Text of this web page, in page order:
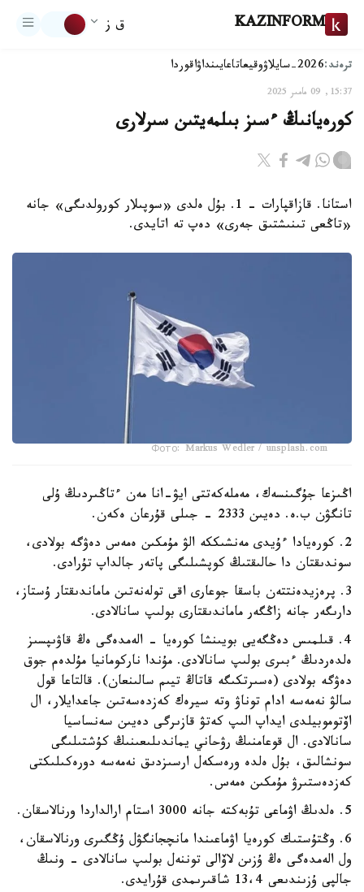
KAZINFORM ق ز
ترەند:2026-سايلاۋ وقيعاتاعايىنداۋاقوردا
15:37, 09 مامىر 2025
كورەيانىڭ ءسىز بىلمەيتىن سىرلارى
استانا. قازاقپارات - 1. بۇل ەلدى «سوپىلار كورولدىگى» جانە
«تاڭعى تىنىشتىق جەرى» دەپ تە اتايدى.
Фото: Markus Wedler / unsplash.com
اڭىزعا جۇگىنسەك، مەملەكەتتى ايۋ-انا مەن ءتاڭىردىڭ ۇلى
تانگۋن ب.ە. دەيىن 2333 - جىلى قۇرعان ەكەن.
2. كورەيادا ءۇيدى مەنشىككە الۋ مۇمكىن ەمەس دەۋگە بولادى،
سوندىقتان دا حالىقتىڭ كوپشىلىگى پاتەر جالداپ تۇرادى.
3. پرەزيدەنتتەن باسقا جوعارى اقى تولەنەتىن ماماندىقتار ۇستاز،
دارىگەر جانە زاڭگەر ماماندىقتارى بولىپ سانالادى.
4. قىلمىس دەڭگەيى بويىنشا كورەيا - الەمدەگى ەڭ قاۋىپسىز
ەلدەردىڭ ءبىرى بولىپ سانالادى. مۇندا ناركومانيا مۇلدەم جوق
دەۋگە بولادى (ەسىرتكىگە قاتاڭ تيىم سالىنعان). قالتاعا قول
سالۋ نەمەسە ادام توناۋ وتە سيرەك كەزدەسەتىن جاعدايلار، ال
اۆتوموبيلدى ايداپ الىپ كەتۋ قازىرگى دەيىن سەنساسيا
سانالادى. ال قوعامنىڭ رۋحاني يماندىلىعىنىڭ كۇشتىلىگى
سونشالىق، بۇل ەلدە ورەسكەل ارسىزدىق نەمەسە دورەكىلىكتى
كەزدەستىرۋ مۇمكىن ەمەس.
5. ەلدىڭ اۋماعى تۇبەكتە جانە 3000 استام ارالداردا ورنالاسقان.
6. وڭتۇستىك كورەيا اۋماعىندا مانچجانگۋل ۇڭگىرى ورنالاسقان،
ول الەمدەگى ەڭ ۇزىن لاۆالى توننەل بولىپ سانالادى - ونىڭ
جالپى ۇزىندىعى 13،4 شاقىرىمدى قۇرايدى.